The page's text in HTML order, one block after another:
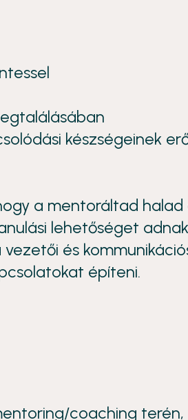
készségeinek
a mentoráltad halad
lehetőséget
és
építeni.
coaching terén,